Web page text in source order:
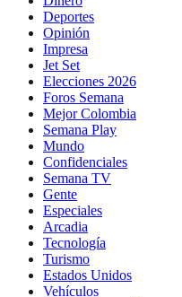
Deportes
Opinión
Impresa
Jet Set
Elecciones 2026
Foros Semana
Mejor Colombia
Semana Play
Mundo
Confidenciales
Semana TV
Gente
Especiales
Arcadia
Tecnología
Turismo
Estados Unidos
Vehículos